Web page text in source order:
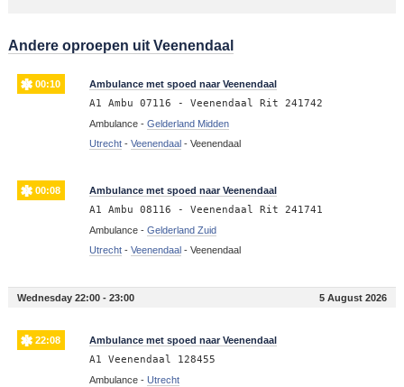
Andere oproepen uit Veenendaal
00:10 Ambulance met spoed naar Veenendaal
A1 Ambu 07116 - Veenendaal Rit 241742
Ambulance - Gelderland Midden
Utrecht- Veenendaal - Veenendaal
00:08 Ambulance met spoed naar Veenendaal
A1 Ambu 08116 - Veenendaal Rit 241741
Ambulance - Gelderland Zuid
Utrecht- Veenendaal - Veenendaal
Wednesday 22:00 - 23:00 5 August 2026
22:08 Ambulance met spoed naar Veenendaal
A1 Veenendaal 128455
Ambulance - Utrecht